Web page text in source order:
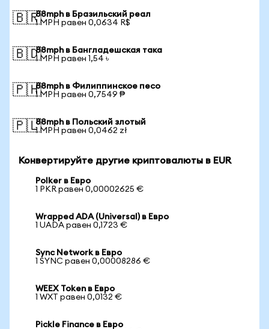
🇧🇷88mph в Бразильский реал
1 MPH равен 0,0634 R$
🇧🇩88mph в Бангладешская така
1 MPH равен 1,54 ৳
🇵🇭88mph в Филиппинское песо
1 MPH равен 0,7549 ₱
🇵🇱88mph в Польский злотый
1 MPH равен 0,0462 zł
Конвертируйте другие криптовалюты в EUR
Polker в Евро
1 PKR равен 0,00002625 €
Wrapped ADA (Universal) в Евро
1 UADA равен 0,1723 €
Sync Network в Евро
1 SYNC равен 0,00008286 €
WEEX Token в Евро
1 WXT равен 0,0132 €
Pickle Finance в Евро